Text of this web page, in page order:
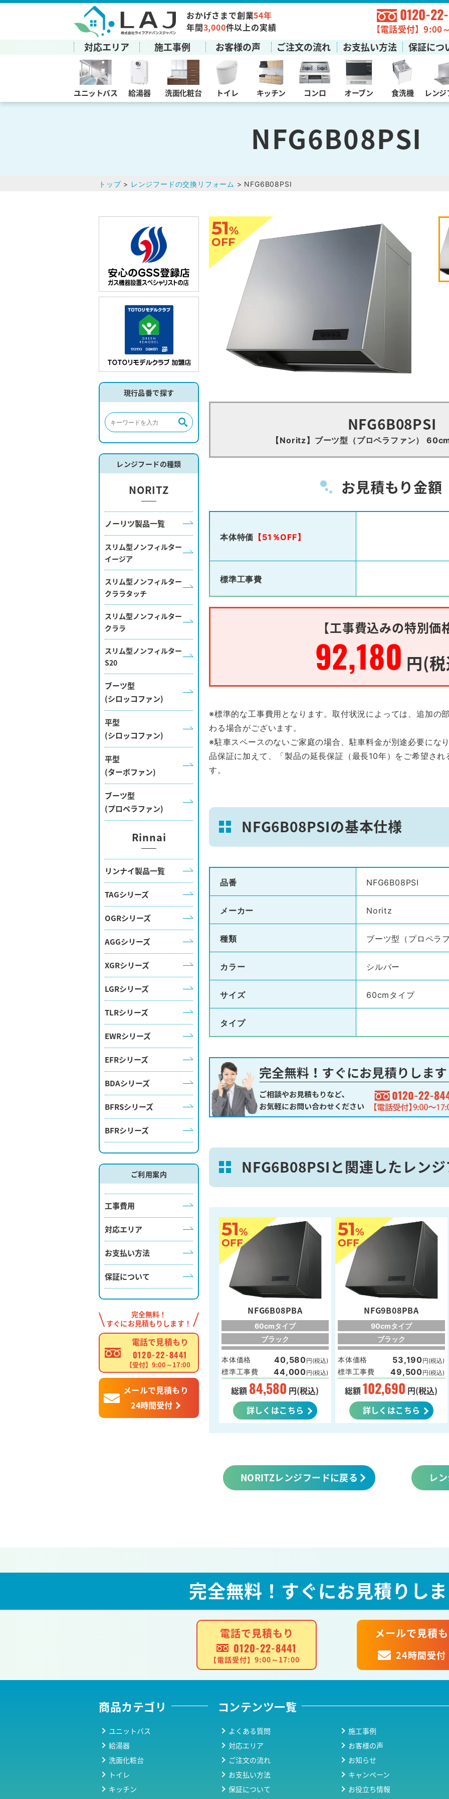
おかげさまで創業54年
年間3,000件以上の実績
0120-
【電話受付】9:00
対応エリア 施工事例 お客様の声 ご注文の流れ お支払い方法 保証につ
ユニットバス 給湯器 洗面化粧台 トイレ キッチン コンロ オーブン 食洗機 レン
NFG6B08PSI
トップ> レンジフードの交換リフォーム > NFG6B08PSI
現行品番で探す
レンジフードの種類
NORITZ
ノーリツ製品一覧
スリム型ノンフィルター
イージア
スリム型ノンフィルター
クララタッチ
スリム型ノンフィルター
クララ
スリム型ノンフィルター
S20
ブーツ型
(シロッコファン)
平型
(シロッコファン)
平型
(ターボファン)
ブーツ型
(プロペラファン)
Rinnai
リンナイ製品一覧
TAGシリーズ
OGRシリーズ
AGGシリーズ
XGRシリーズ
LGRシリーズ
TLRシリーズ
EWRシリーズ
EFRシリーズ
BDAシリーズ
BFRSシリーズ
BFRシリーズ
ご利用案内
工事費用
対応エリア
お支払い方法
保証について
完全無料！
すぐにお見積もりします！
電話で見積もり
0120-22-8441
【受付】9:00～17:00
メールで見積もり
24時間受付
51%
OFF
NFG6B08PSI
【Noritz】ブーツ型（プロペラファン）
お見積もり金額
本体特価 【51％OFF】
標準工事費
【工事費込みの特別価
92,180 円(
※標準的な工事費用となります。取付状況によっては、追加の
わる場合がございます。
※駐車スペースのないご家庭の場合、駐車料金が別途必要にな
品保証に加えて、「製品の延長保証（最長10年）をご希望さ
す。
NFG6B08PSIの基本仕様
品番 NFG6B08PSI
メーカー Noritz
種類 ブーツ型（プロペラ
カラー シルバー
サイズ 60cmタイプ
タイプ
NFG6B08PSIと関連したレン
51%
OFF
NFG6B08PBA
60cmタイプ
ブラック
本体価格 40,580円(税込)
標準工事費 44,000円(税込)
総額 84,580 円(税込)
詳しくはこちら
51%
OFF
NFG9B08PBA
90cmタイプ
ブラック
本体価格 53,190円(税込)
標準工事費 49,500円(税込)
総額102,690 円(税込)
詳しくはこちら
NORITZレンジフードに戻る レ
完全無料！ すぐにお見積りし
電話で見積もり
0120-22-8441
【電話受付】9:00～17:00
メールで見積
24時間受付
商品カテゴリ コンテンツ一覧
ユニットバス
給湯器
洗面化粧台
トイレ
キッチン
よくある質問
対応エリア
ご注文の流れ
お支払い方法
保証について
施工事例
お客様の声
お知らせ
キャンペーン
お役立ち情報